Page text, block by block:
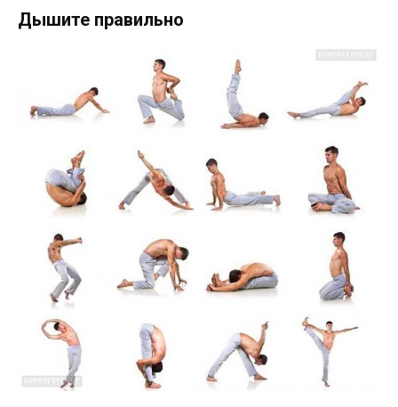
Дышите правильно